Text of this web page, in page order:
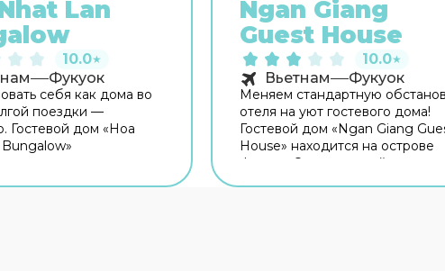
Lan
10.0★
Фукуок
себя как дома во
поездки —
Гостевой дом «Hoa
бар. Время вспомнить о
Ngan Giang
Guest House
10.0★
Вьетнам Фукуок
Меняем стандартную
отеля на уют гостевого дома!
Гостевой дом «Ngan Giang
House» находится на острове
Фукуок. Этот гостевой дом